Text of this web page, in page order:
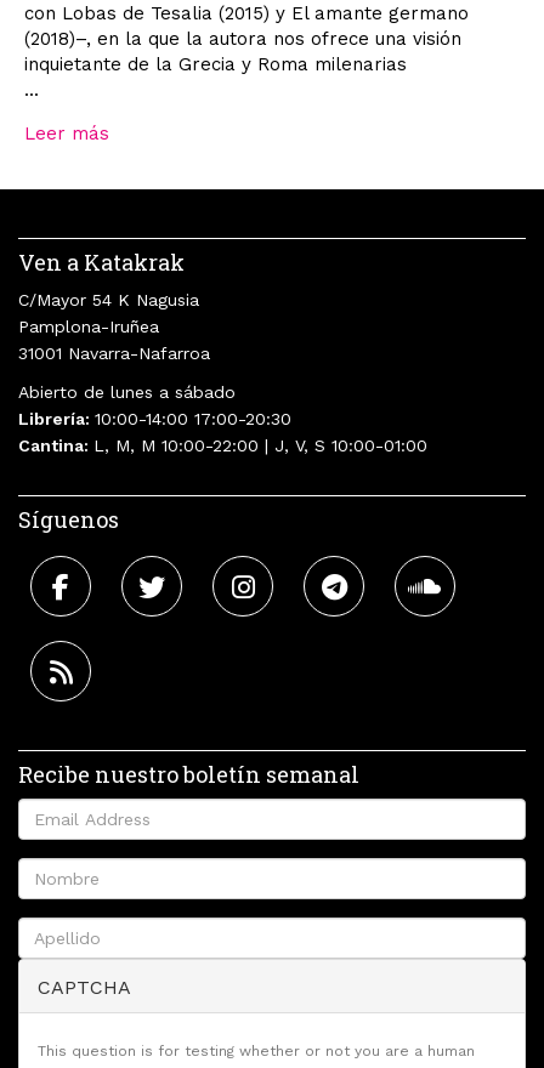
con Lobas de Tesalia (2015) y El amante germano
(2018)–, en la que la autora nos ofrece una visión
inquietante de la Grecia y Roma milenarias
...
Leer más
Ven a Katakrak
C/Mayor 54 K Nagusia
Pamplona-Iruñea
31001 Navarra-Nafarroa
Abierto de lunes a sábado
Librería: 10:00-14:00 17:00-20:30
Cantina: L, M, M 10:00-22:00 | J, V, S 10:00-01:00
Síguenos
Recibe nuestro boletín semanal
CAPTCHA
This question is for testing whether or not you are a human